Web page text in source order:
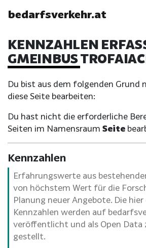
bedarfsverkehr.at
KENNZAHLEN
GMEINBUS
Du bist aus dem folgenden Grund
diese Seite bearbeiten:
Du hast nicht die erforderliche
Seiten im Namensraum Seite
Kennzahlen
Erfahrungswerte aus
von höchstem Wert für die
Planung neuer Angebote. Die hier
Kennzahlen werden auf
veröffentlicht und als Open Data
gestellt.